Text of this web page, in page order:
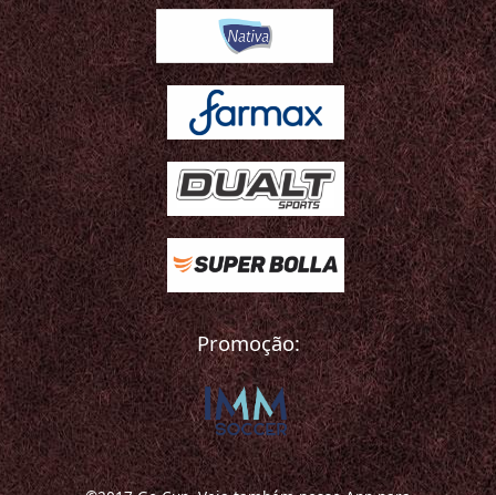
Promoção: